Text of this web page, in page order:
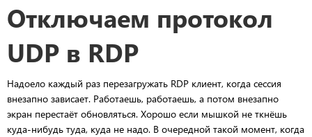
Отключаем протокол
UDP в RDP
Надоело каждый раз перезагружать RDP клиент, когда сессия
внезапно зависает. Работаешь, работаешь, а потом внезапно
экран перестаёт обновляться. Хорошо если мышкой не ткнёшь
куда-нибудь туда, куда не надо. В очередной такой момент, когда